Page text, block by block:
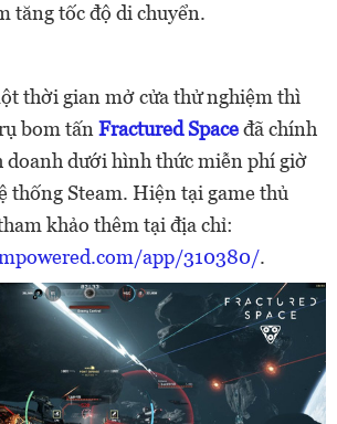
tăng tốc độ di chuyển.
thời gian mở cửa thử nghiệm thì
bom tấn Fractured Spaceđã chính
doanh dưới hình thức miễn phí giờ
thống Steam. Hiện tại game thủ
khảo thêm tại địa chỉ:
app/310380/.